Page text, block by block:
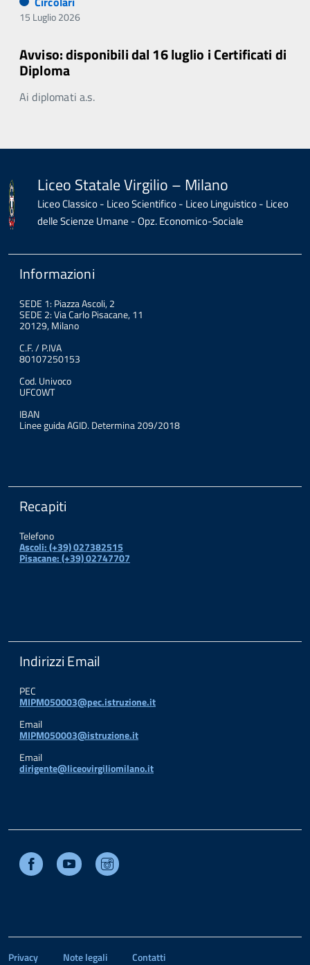
15 Luglio 2026
Avviso: disponibili dal 16 luglio i Certificati di
Diploma
Ai diplomati a.s.
Liceo Statale Virgilio – Milano
Liceo Classico - Liceo Scientifico - Liceo Linguistico - Liceo
delle Scienze Umane - Opz. Economico-Sociale
Informazioni
SEDE 1: Piazza Ascoli, 2
SEDE 2: Via Carlo Pisacane, 11
20129, Milano
C.F. / P.IVA
80107250153
Cod. Univoco
UFC0WT
IBAN
Linee guida AGID. Determina 209/2018
Recapiti
Telefono
Ascoli: (+39) 027382515
Pisacane: (+39) 02747707
Indirizzi Email
PEC
MIPM050003@pec.istruzione.it
Email
MIPM050003@istruzione.it
Email
dirigente@liceovirgiliomilano.it
Facebook Youtube
Privacy Note legali Contatti